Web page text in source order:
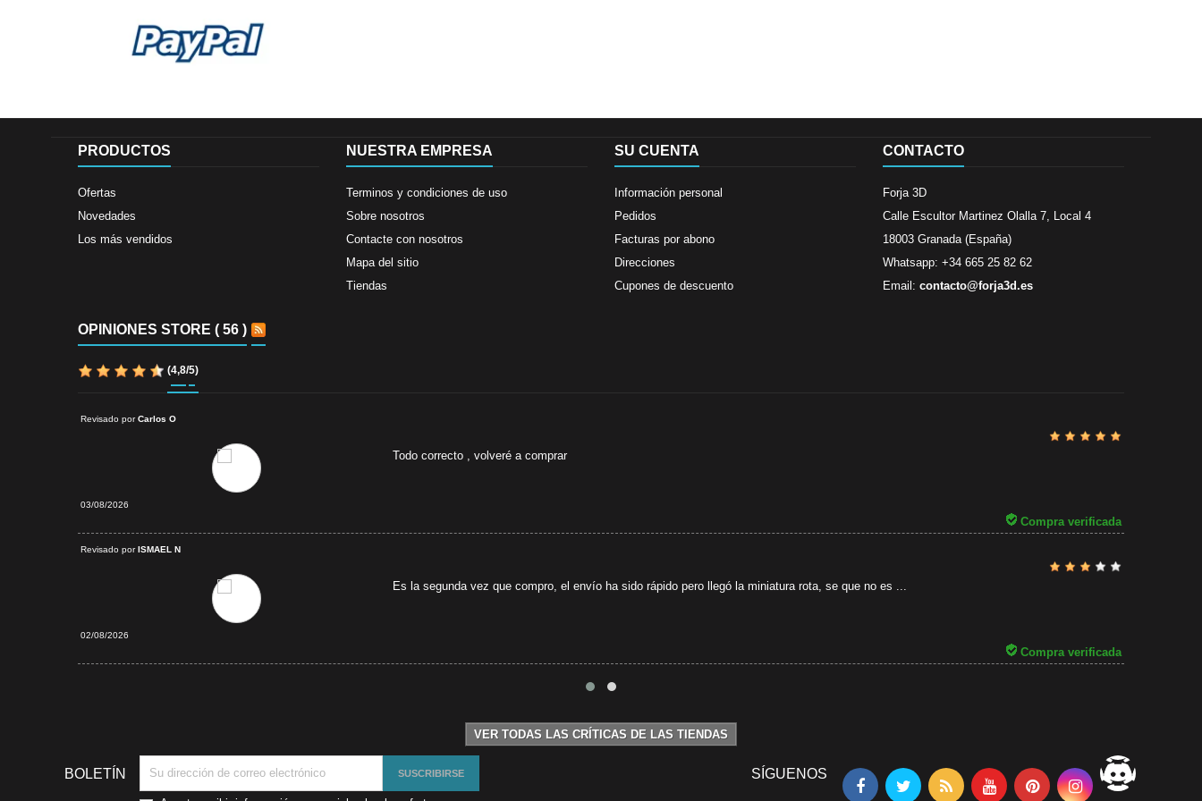
PRODUCTOS
Ofertas
Novedades
Los más vendidos
NUESTRA EMPRESA
Terminos y condiciones de uso
Sobre nosotros
Contacte con nosotros
Mapa del sitio
Tiendas
SU CUENTA
Información personal
Pedidos
Facturas por abono
Direcciones
Cupones de descuento
CONTACTO
Forja 3D
Calle Escultor Martinez Olalla 7, Local 4
18003 Granada (España)
Whatsapp: +34 665 25 82 62
Email: contacto@forja3d.es
OPINIONES STORE ( 56 )
(4,8/5)
Revisado porCarlos O
Todo correcto , volveré a comprar
03/08/2026
Compra verificada
Revisado porISMAEL N
Es la segunda vez que compro, el envío ha sido rápido pero llegó la miniatura rota, se que no es ...
02/08/2026
Compra verificada
VER TODAS LAS CRÍTICAS DE LAS TIENDAS
BOLETÍN SÍGUENOS